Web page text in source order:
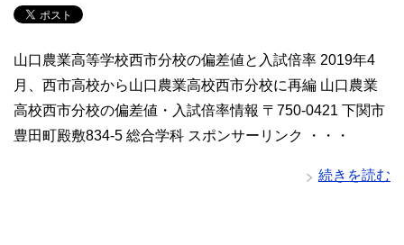
山口農業高等学校西市分校の偏差値と入試倍率 2019年4
月、西市高校から山口農業高校西市分校に再編 山口農業
高校西市分校の偏差値・入試倍率情報 〒750-0421 下関市
豊田町殿敷834-5 総合学科 スポンサーリンク ・・・
続きを読む